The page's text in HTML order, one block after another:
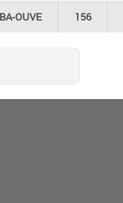
OUVE 156